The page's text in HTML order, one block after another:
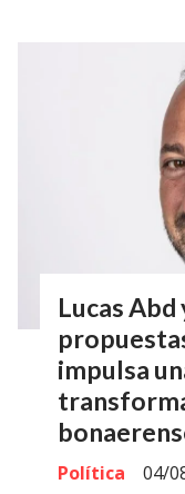
Lucas
impulsa
Política
04/